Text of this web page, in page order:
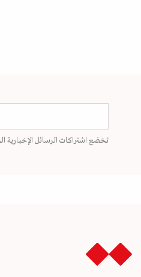
تخضع اشتراكات الرسائل الإخبارية